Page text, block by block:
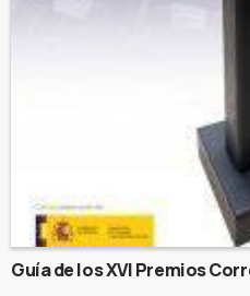
Guía de los XVI Premios